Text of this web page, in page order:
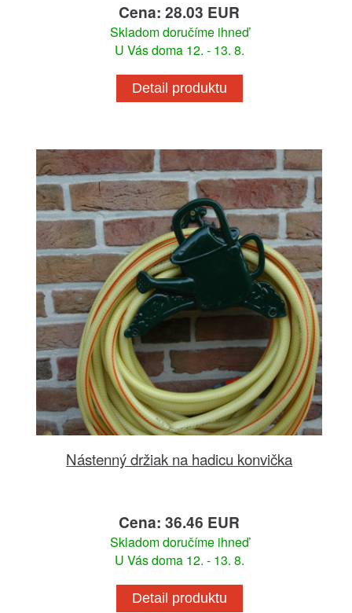
Cena: 28.03 EUR
Skladom doručíme ihneď
U Vás doma 12. - 13. 8.
Detail produktu
Nástenný držiak na hadicu konvička
Cena: 36.46 EUR
Skladom doručíme ihneď
U Vás doma 12. - 13. 8.
Detail produktu